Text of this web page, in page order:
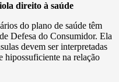
direito à saúde
do plano de saúde têm
Defesa do Consumidor. Ela
devem ser interpretadas
hipossuficiente na relação